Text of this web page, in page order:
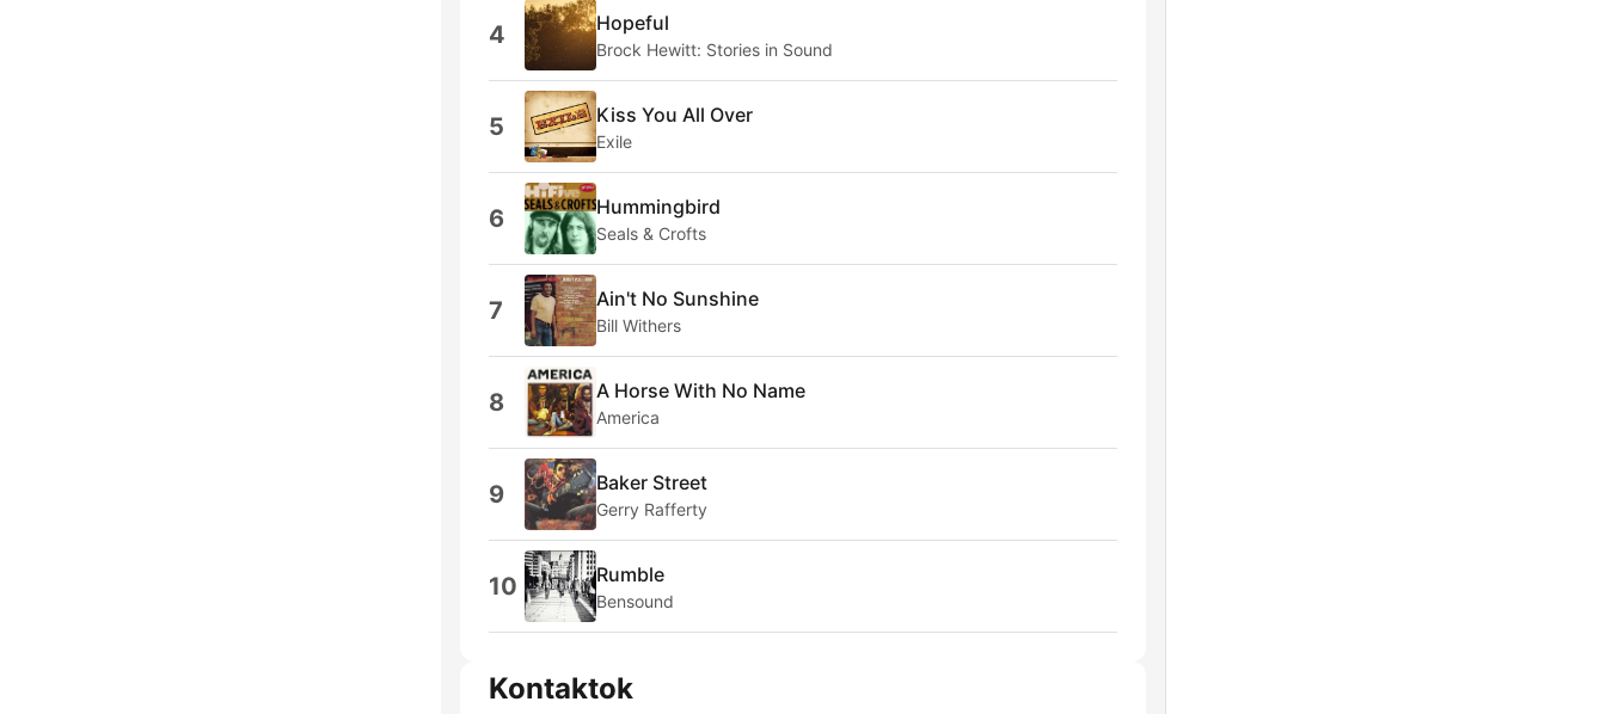
4 Hopeful
Brock Hewitt: Stories in Sound
5 Kiss You All Over
Exile
6 Hummingbird
Seals & Crofts
7 Ain't No Sunshine
Bill Withers
8 A Horse With No Name
America
9 Baker Street
Gerry Rafferty
10 Rumble
Bensound
Kontaktok